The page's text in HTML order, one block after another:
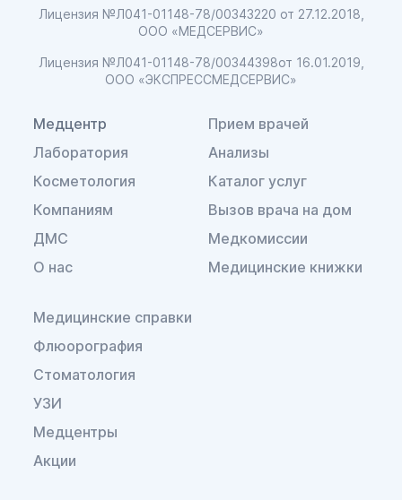
Лицензия №Л041-01148-78/00343220 от 27.12.2018,
ООО «МЕДСЕРВИС»
Лицензия №Л041-01148-78/00344398от 16.01.2019,
ООО «ЭКСПРЕССМЕДСЕРВИС»
Медцентр
Лаборатория
Косметология
Компаниям
ДМС
О нас
Прием врачей
Анализы
Каталог услуг
Вызов врача на дом
Медкомиссии
Медицинские книжки
Медицинские справки
Флюорография
Стоматология
УЗИ
Медцентры
Акции